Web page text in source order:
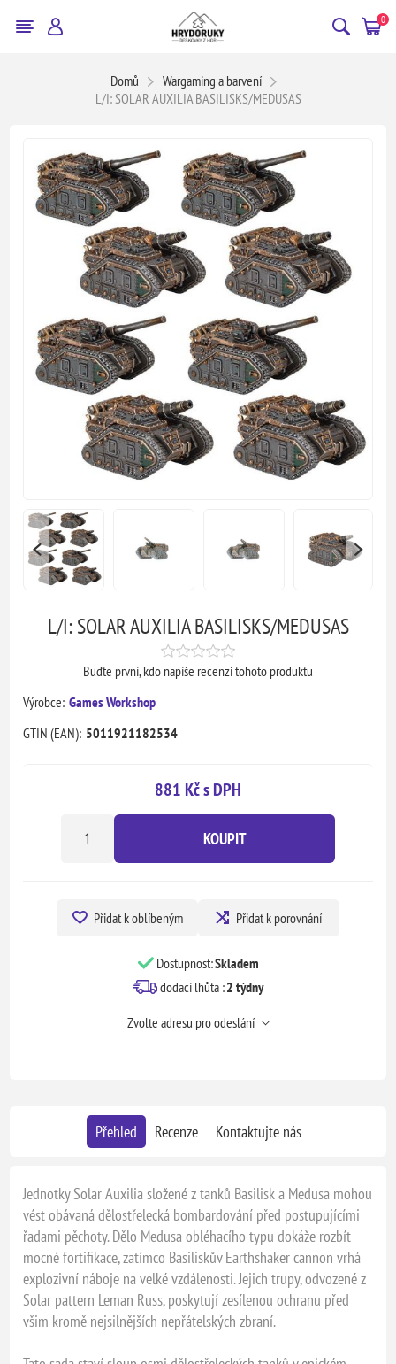
0
Domů
Wargaming a barvení
L/I: SOLAR AUXILIA BASILISKS/MEDUSAS
L/I: SOLAR AUXILIA BASILISKS/MEDUSAS
Buďte první, kdo napíše recenzi tohoto produktu
Výrobce: Games Workshop
GTIN (EAN): 5011921182534
881 Kč s DPH
KOUPIT
Přidat k oblíbeným Přidat k porovnání
Dostupnost:Skladem
dodací lhůta :2 týdny
Zvolte adresu pro odeslání
Přehled Recenze Kontaktujte nás
Jednotky Solar Auxilia složené z tanků Basilisk a Medusa mohou
vést obávaná dělostřelecká bombardování před postupujícími
řadami pěchoty. Dělo Medusa obléhacího typu dokáže rozbít
mocné fortifikace, zatímco Basiliskův Earthshaker cannon vrhá
explozivní náboje na velké vzdálenosti. Jejich trupy, odvozené z
Solar pattern Leman Russ, poskytují zesílenou ochranu před
všim kromě nejsilnějších nepřátelských zbraní.